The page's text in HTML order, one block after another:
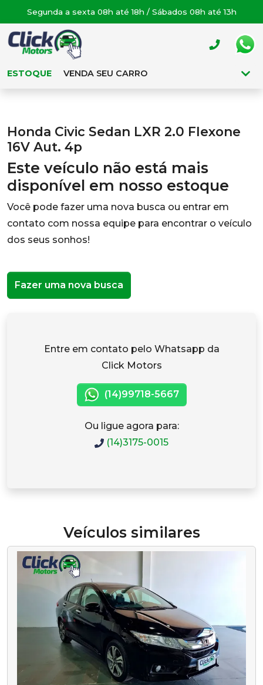
Segunda a sexta 08h até 18h / Sábados 08h até 13h
ESTOQUE VENDA SEU CARRO
Honda Civic Sedan LXR 2.0 Flexone
16V Aut. 4p
Este veículo não está mais
disponível em nosso estoque
Você pode fazer uma nova busca ou entrar em
contato com nossa equipe para encontrar o veículo
dos seus sonhos!
Fazer uma nova busca
Entre em contato pelo Whatsapp da
Click Motors
(14)99718-5667
Ou ligue agora para:
(14)3175-0015
Veículos similares